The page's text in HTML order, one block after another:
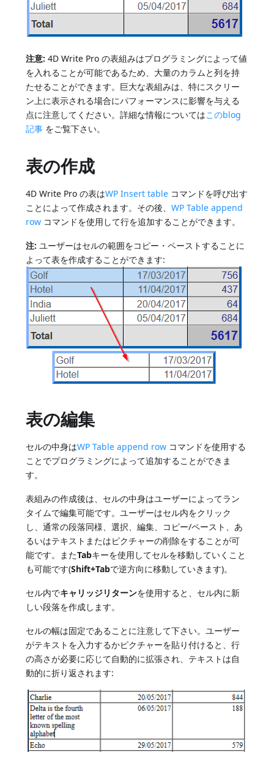
注意: 4D Write Pro の表組みはプログラミングによって値
を入れることが可能であるため、大量のカラムと列を持
たせることができます。巨大な表組みは、特にスクリー
ン上に表示される場合にパフォーマンスに影響を与える
点に注意してください。詳細な情報についてはこのblog
記事 をご覧下さい。
表の作成
4D Write Pro の表はWP Insert table コマンドを呼び出す
ことによって作成されます。その後、WP Table append
row コマンドを使用して行を追加することができます。
注: ユーザーはセルの範囲をコピー・ペーストすることに
よって表を作成することができます:
表の編集
セルの中身はWP Table append row コマンドを使用する
ことでプログラミングによって追加することができま
す。
表組みの作成後は、セルの中身はユーザーによってラン
タイムで編集可能です。ユーザーはセル内をクリック
し、通常の段落同様、選択、編集、コピー/ペースト、あ
るいはテキストまたはピクチャーの削除をすることが可
能です。またTabキーを使用してセルを移動していくこと
も可能です(Shift+Tabで逆方向に移動していきます)。
セル内でキャリッジリターンを使用すると、セル内に新
しい段落を作成します。
セルの幅は固定であることに注意して下さい。ユーザー
がテキストを入力するかピクチャーを貼り付けると、行
の高さが必要に応じて自動的に拡張され、テキストは自
動的に折り返されます: